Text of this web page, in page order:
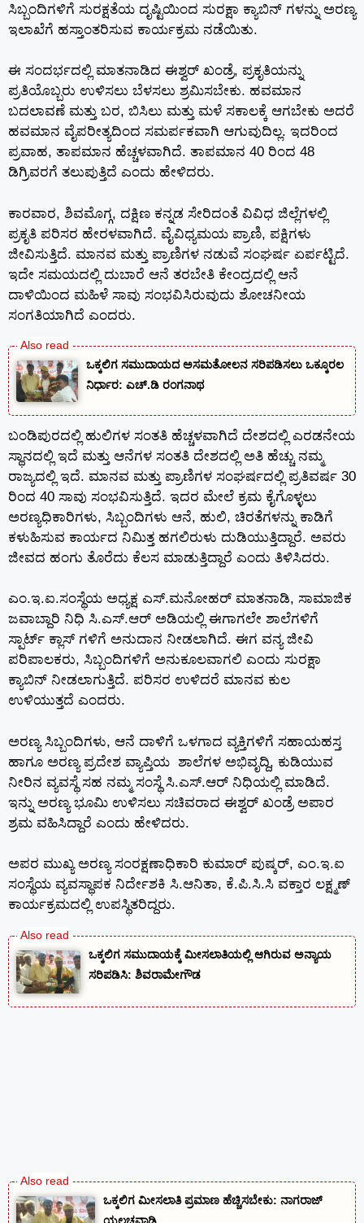
ಸಿಬ್ಬಂದಿಗಳಿಗೆ ಸುರಕ್ಷತೆಯ ದೃಷ್ಟಿಯಿಂದ ಸುರಕ್ಷಾ ಕ್ಯಾಬಿನ್ ಗಳನ್ನು ಅರಣ್ಯ
ಇಲಾಖೆಗೆ ಹಸ್ತಾಂತರಿಸುವ ಕಾರ್ಯಕ್ರಮ ನಡೆಯಿತು.
ಈ ಸಂದರ್ಭದಲ್ಲಿ ಮಾತನಾಡಿದ ಈಶ್ವರ್ ಖಂಡ್ರೆ, ಪ್ರಕೃತಿಯನ್ನು
ಪ್ರತಿಯೊಬ್ಬರು ಉಳಿಸಲು ಬೆಳಸಲು ಶ್ರಮಿಸಬೇಕು. ಹವಮಾನ
ಬದಲಾವಣೆ ಮತ್ತು ಬರ, ಬಿಸಿಲು ಮತ್ತು ಮಳೆ ಸಕಾಲಕ್ಕೆ ಆಗಬೇಕು ಅದರೆ
ಹವಮಾನ ವೈಪರೀತ್ಯದಿಂದ ಸಮರ್ಪಕವಾಗಿ ಆಗುವುದಿಲ್ಲ. ಇದರಿಂದ
ಪ್ರವಾಹ, ತಾಪಮಾನ ಹೆಚ್ಚಳವಾಗಿದೆ. ತಾಪಮಾನ 40 ರಿಂದ 48
ಡಿಗ್ರಿವರಗೆ ತಲುಪುತ್ತಿದೆ ಎಂದು ಹೇಳಿದರು.
ಕಾರವಾರ, ಶಿವಮೊಗ್ಗ, ದಕ್ಷಿಣ ಕನ್ನಡ ಸೇರಿದಂತೆ ವಿವಿಧ ಜಿಲ್ಲೆಗಳಲ್ಲಿ
ಪ್ರಕೃತಿ ಪರಿಸರ ಹೇರಳವಾಗಿದೆ. ವೈವಿಧ್ಯಮಯ ಪ್ರಾಣಿ, ಪಕ್ಷಿಗಳು
ಜೀವಿಸುತ್ತಿದೆ. ಮಾನವ ಮತ್ತು ಪ್ರಾಣಿಗಳ ನಡುವೆ ಸಂಘರ್ಷ ಏರ್ಪಟ್ಟಿದೆ.
ಇದೇ ಸಮಯದಲ್ಲಿ ದುಬಾರೆ ಆನೆ ತರಬೇತಿ ಕೇಂದ್ರದಲ್ಲಿ ಆನೆ
ದಾಳಿಯಿಂದ ಮಹಿಳೆ ಸಾವು ಸಂಭವಿಸಿರುವುದು ಶೋಚನೀಯ
ಸಂಗತಿಯಾಗಿದೆ ಎಂದರು.
ಒಕ್ಕಲಿಗ ಸಮುದಾಯದ ಅಸಮತೋಲನ ಸರಿಪಡಿಸಲು ಒಕ್ಕೂರಲ
ನಿರ್ಧಾರ: ಎಚ್.ಡಿ ರಂಗನಾಥ
ಬಂಡಿಪುರದಲ್ಲಿ ಹುಲಿಗಳ ಸಂತತಿ ಹೆಚ್ಚಳವಾಗಿದೆ ದೇಶದಲ್ಲಿ ಎರಡನೇಯ
ಸ್ಥಾನದಲ್ಲಿ ಇದೆ ಮತ್ತು ಆನೆಗಳ ಸಂತತಿ ದೇಶದಲ್ಲಿ ಅತಿ ಹೆಚ್ಚು ನಮ್ಮ
ರಾಜ್ಯದಲ್ಲಿ ಇದೆ. ಮಾನವ ಮತ್ತು ಪ್ರಾಣಿಗಳ ಸಂಘರ್ಷದಲ್ಲಿ ಪ್ರತಿವರ್ಷ 30
ರಿಂದ 40 ಸಾವು ಸಂಭವಿಸುತ್ತಿದೆ. ಇದರ ಮೇಲೆ ಕ್ರಮ ಕೈಗೊಳ್ಳಲು
ಅರಣ್ಯಧಿಕಾರಿಗಳು, ಸಿಬ್ಬಂದಿಗಳು ಆನೆ, ಹುಲಿ, ಚಿರತೆಗಳನ್ನು ಕಾಡಿಗೆ
ಕಳುಹಿಸುವ ಕಾರ್ಯದ ನಿಮಿತ್ತ ಹಗಲಿರುಳು ದುಡಿಯುತ್ತಿದ್ದಾರೆ. ಅವರು
ಜೀವದ ಹಂಗು ತೊರೆದು ಕೆಲಸ ಮಾಡುತ್ತಿದ್ದಾರೆ ಎಂದು ತಿಳಿಸಿದರು.
ಎಂ.ಇ.ಐ.ಸಂಸ್ಥೆಯ ಅಧ್ಯಕ್ಷ ಎಸ್.ಮನೋಹರ್ ಮಾತನಾಡಿ, ಸಾಮಾಜಿಕ
ಜವಾಬ್ದಾರಿ ನಿಧಿ ಸಿ.ಎಸ್.ಆರ್ ಅಡಿಯಲ್ಲಿ ಈಗಾಗಲೇ ಶಾಲೆಗಳಿಗೆ
ಸ್ಪಾರ್ಟ್ ಕ್ಲಾಸ್ ಗಳಿಗೆ ಅನುದಾನ ನೀಡಲಾಗಿದೆ. ಈಗ ವನ್ಯ ಜೀವಿ
ಪರಿಪಾಲಕರು, ಸಿಬ್ಬಂದಿಗಳಿಗೆ ಅನುಕೂಲವಾಗಲಿ ಎಂದು ಸುರಕ್ಷಾ
ಕ್ಯಾಬಿನ್ ನೀಡಲಾಗುತ್ತಿದೆ. ಪರಿಸರ ಉಳಿದರೆ ಮಾನವ ಕುಲ
ಉಳಿಯುತ್ತದೆ ಎಂದರು.
ಅರಣ್ಯ ಸಿಬ್ಬಂದಿಗಳು, ಆನೆ ದಾಳಿಗೆ ಒಳಗಾದ ವ್ಯಕ್ತಿಗಳಿಗೆ ಸಹಾಯಹಸ್ತ
ಹಾಗೂ ಅರಣ್ಯ ಪ್ರದೇಶ ವ್ಯಾಪ್ತಿಯ ಶಾಲೆಗಳ ಅಭಿವೃದ್ದಿ, ಕುಡಿಯುವ
ನೀರಿನ ವ್ಯವಸ್ಥೆ ಸಹ ನಮ್ಮ ಸಂಸ್ಥೆ ಸಿ.ಎಸ್.ಆರ್ ನಿಧಿಯಲ್ಲಿ ಮಾಡಿದೆ.
ಇನ್ನು ಅರಣ್ಯ ಭೂಮಿ ಉಳಿಸಲು ಸಚಿವರಾದ ಈಶ್ವರ್ ಖಂಡ್ರೆ ಅಪಾರ
ಶ್ರಮ ವಹಿಸಿದ್ದಾರೆ ಎಂದು ಹೇಳಿದರು.
ಅಪರ ಮುಖ್ಯ ಅರಣ್ಯ ಸಂರಕ್ಷಣಾಧಿಕಾರಿ ಕುಮಾರ್ ಪುಷ್ಕರ್, ಎಂ.ಇ.ಐ
ಸಂಸ್ಥೆಯ ವ್ಯವಸ್ಥಾಪಕ ನಿರ್ದೇಶಕಿ ಸಿ.ಆನಿತಾ, ಕೆ.ಪಿ.ಸಿ.ಸಿ ವಕ್ತಾರ ಲಕ್ಷ್ಮಣ್
ಕಾರ್ಯಕ್ರಮದಲ್ಲಿ ಉಪಸ್ಥಿತರಿದ್ದರು.
ಒಕ್ಕಲಿಗ ಸಮುದಾಯಕ್ಕೆ ಮೀಸಲಾತಿಯಲ್ಲಿ ಆಗಿರುವ ಅನ್ಯಾಯ
ಸರಿಪಡಿಸಿ: ಶಿವರಾಮೇಗೌಡ
ಒಕ್ಕಲಿಗ ಮೀಸಲಾತಿ ಪ್ರಮಾಣ ಹೆಚ್ಚಿಸಬೇಕು: ನಾಗರಾಜ್